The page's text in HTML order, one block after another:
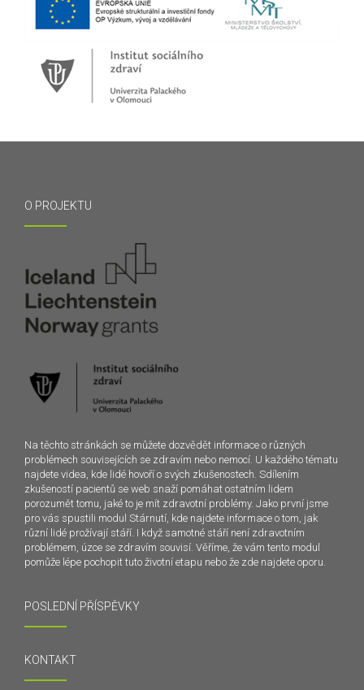
O PROJEKTU
Na těchto stránkách se můžete dozvědět informace o různých
problémech souvisejících se zdravím nebo nemocí. U každého tématu
najdete videa, kde lidé hovoří o svých zkušenostech. Sdílením
zkušeností pacientů se web snaží pomáhat ostatním lidem
porozumět tomu, jaké to je mít zdravotní problémy. Jako první jsme
pro vás spustili modul Stárnutí, kde najdete informace o tom, jak
různí lidé prožívají stáří. I když samotné stáří není zdravotním
problémem, úzce se zdravím souvisí. Věříme, že vám tento modul
pomůže lépe pochopit tuto životní etapu nebo že zde najdete oporu.
POSLEDNÍ PŘÍSPĚVKY
KONTAKT